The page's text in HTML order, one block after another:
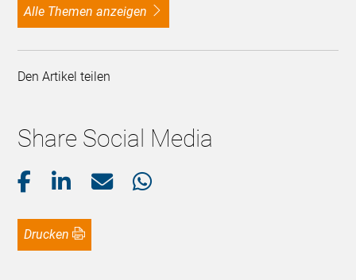
alle Themen anzeigen
Den Artikel teilen
Share Social Media
Drucken